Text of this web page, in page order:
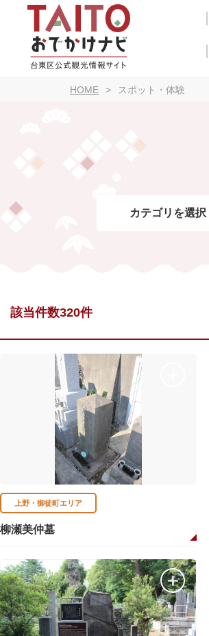
HOME スポット・体験
カテゴリを選択
該当件数320件
上野・御徒町エリア
柳瀬美仲墓